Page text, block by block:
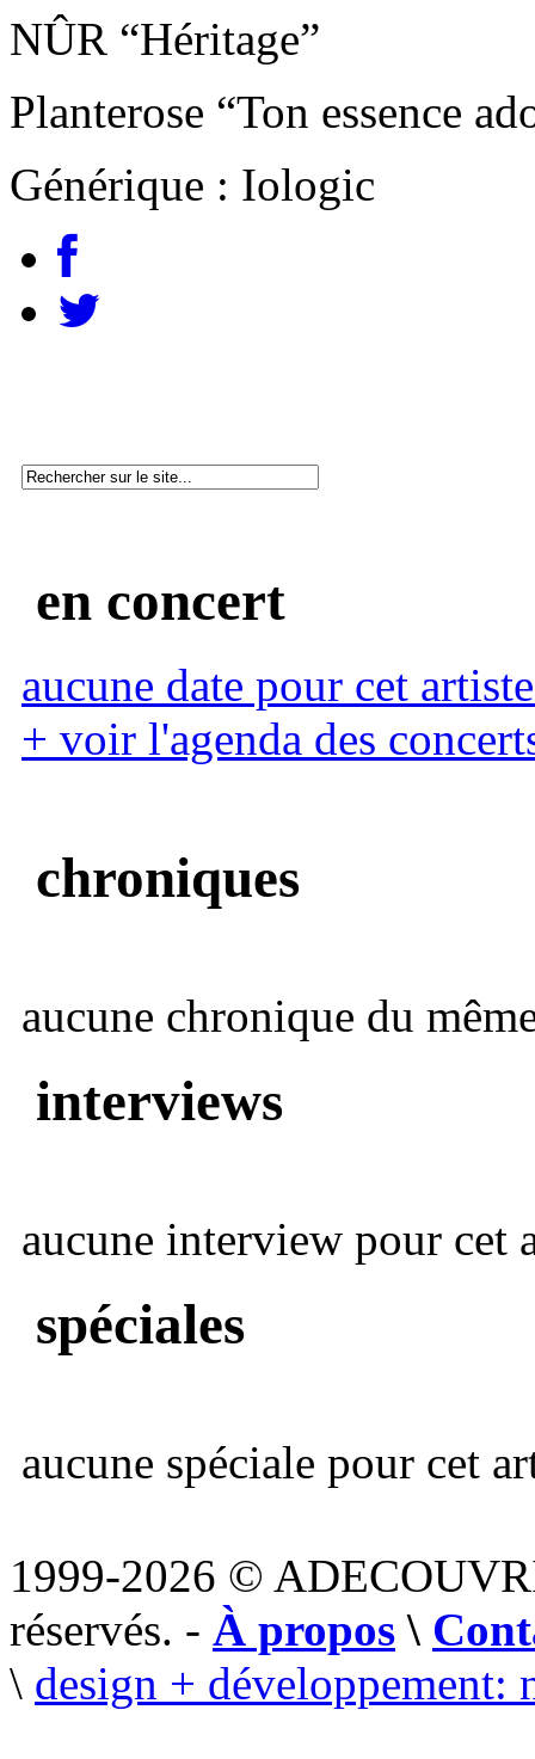
NÛR “Héritage”
Planterose “Ton essence
Générique : Iologic
en concert
aucune date pour cet
+ voir l'agenda des
chroniques
aucune chronique du
interviews
aucune interview pour cet
spéciales
aucune spéciale pour cet
1999-2026 ©
réservés. - À propos \
\ design + développement: